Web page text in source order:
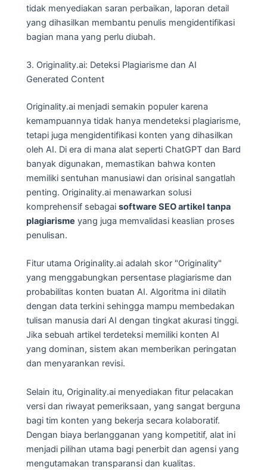
tidak menyediakan saran perbaikan, laporan detail
yang dihasilkan membantu penulis mengidentifikasi
bagian mana yang perlu diubah.
3. Originality.ai: Deteksi Plagiarisme dan AI
Generated Content
Originality.ai menjadi semakin populer karena
kemampuannya tidak hanya mendeteksi plagiarisme,
tetapi juga mengidentifikasi konten yang dihasilkan
oleh AI. Di era di mana alat seperti ChatGPT dan Bard
banyak digunakan, memastikan bahwa konten
memiliki sentuhan manusiawi dan orisinal sangatlah
penting. Originality.ai menawarkan solusi
komprehensif sebagai software SEO artikel tanpa
plagiarisme yang juga memvalidasi keaslian proses
penulisan.
Fitur utama Originality.ai adalah skor "Originality"
yang menggabungkan persentase plagiarisme dan
probabilitas konten buatan AI. Algoritma ini dilatih
dengan data terkini sehingga mampu membedakan
tulisan manusia dari AI dengan tingkat akurasi tinggi.
Jika sebuah artikel terdeteksi memiliki konten AI
yang dominan, sistem akan memberikan peringatan
dan menyarankan revisi.
Selain itu, Originality.ai menyediakan fitur pelacakan
versi dan riwayat pemeriksaan, yang sangat berguna
bagi tim konten yang bekerja secara kolaboratif.
Dengan biaya berlangganan yang kompetitif, alat ini
menjadi pilihan utama bagi penerbit dan agensi yang
mengutamakan transparansi dan kualitas.